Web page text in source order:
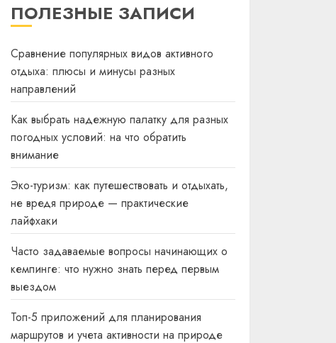
ПОЛЕЗНЫЕ ЗАПИСИ
Сравнение популярных видов активного
отдыха: плюсы и минусы разных
направлений
Как выбрать надежную палатку для разных
погодных условий: на что обратить
внимание
Эко-туризм: как путешествовать и отдыхать,
не вредя природе — практические
лайфхаки
Часто задаваемые вопросы начинающих о
кемпинге: что нужно знать перед первым
выездом
Топ-5 приложений для планирования
маршрутов и учета активности на природе